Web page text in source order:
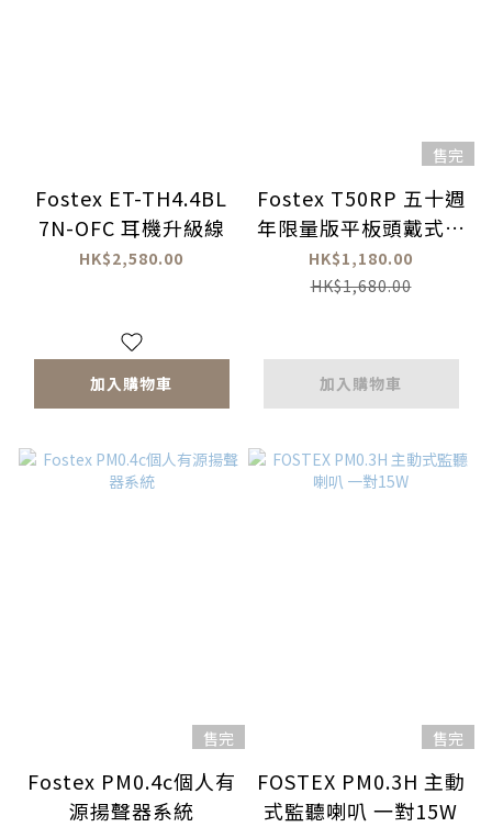
Fostex ET-TH4.4BL
7N-OFC 耳機升級線
HK$2,580.00
加入購物車
售完
Fostex T50RP 五十週
年限量版平板頭戴式耳
機
HK$1,180.00
HK$1,680.00
加入購物車
售完
Fostex PM0.4c個人有
源揚聲器系統
售完
FOSTEX PM0.3H 主動
式監聽喇叭 一對15W